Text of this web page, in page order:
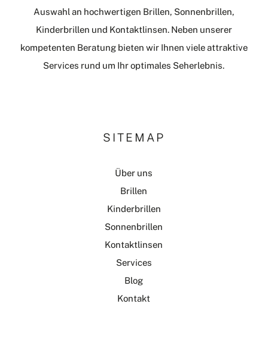
Auswahl an hochwertigen Brillen, Sonnenbrillen,
Kinderbrillen und Kontaktlinsen. Neben unserer
kompetenten Beratung bieten wir Ihnen viele attraktive
Services rund um Ihr optimales Seherlebnis.
SITEMAP
Über uns
Brillen
Kinderbrillen
Sonnenbrillen
Kontaktlinsen
Services
Blog
Kontakt